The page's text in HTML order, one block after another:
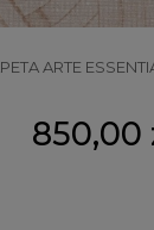
ARTE
850,00